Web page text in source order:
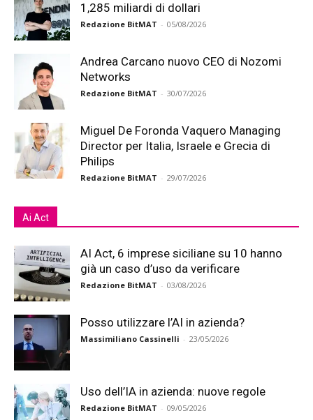
1,285 miliardi di dollari
Redazione BitMAT - 05/08/2026
Andrea Carcano nuovo CEO di Nozomi
Networks
Redazione BitMAT - 30/07/2026
Miguel De Foronda Vaquero Managing
Director per Italia, Israele e Grecia di
Philips
Redazione BitMAT - 29/07/2026
Ai Act
AI Act, 6 imprese siciliane su 10 hanno
già un caso d’uso da verificare
Redazione BitMAT - 03/08/2026
Posso utilizzare l’AI in azienda?
Massimiliano Cassinelli - 23/05/2026
Uso dell’IA in azienda: nuove regole
Redazione BitMAT - 09/05/2026